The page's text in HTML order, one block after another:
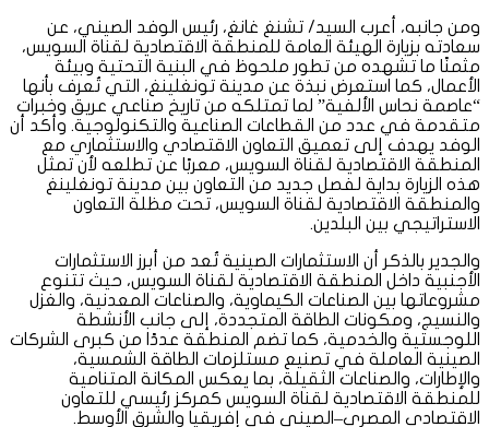
ومن جانبه، أعرب السيد/ تشنغ غانغ، رئيس الوفد الصيني، عن
سعادته بزيارة الهيئة العامة للمنطقة الاقتصادية لقناة السويس،
مثمنًا ما تشهده من تطور ملحوظ في البنية التحتية وبيئة
الأعمال، كما استعرض نبذة عن مدينة تونغلينغ، التي تُعرف بأنها
“عاصمة نحاس الألفية” لما تمتلكه من تاريخ صناعي عريق وخبرات
متقدمة في عدد من القطاعات الصناعية والتكنولوجية. وأكد أن
الوفد يهدف إلى تعميق التعاون الاقتصادي والاستثماري مع
المنطقة الاقتصادية لقناة السويس، معربًا عن تطلعه لأن تمثل
هذه الزيارة بداية لفصل جديد من التعاون بين مدينة تونغلينغ
والمنطقة الاقتصادية لقناة السويس، تحت مظلة التعاون
الاستراتيجي بين البلدين.
والجدير بالذكر أن الاستثمارات الصينية تُعد من أبرز الاستثمارات
الأجنبية داخل المنطقة الاقتصادية لقناة السويس، حيث تتنوع
مشروعاتها بين الصناعات الكيماوية، والصناعات المعدنية، والغزل
والنسيج، ومكونات الطاقة المتجددة، إلى جانب الأنشطة
اللوجستية والخدمية، كما تضم المنطقة عددًا من كبرى الشركات
الصينية العاملة في تصنيع مستلزمات الطاقة الشمسية،
والإطارات، والصناعات الثقيلة، بما يعكس المكانة المتنامية
للمنطقة الاقتصادية لقناة السويس كمركز رئيسي للتعاون
الاقتصادي المصري–الصيني في إفريقيا والشرق الأوسط.